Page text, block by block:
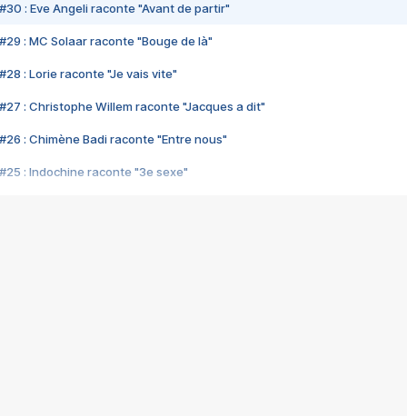
#30 : Eve Angeli raconte "Avant de partir"
#29 : MC Solaar raconte "Bouge de là"
#28 : Lorie raconte "Je vais vite"
#27 : Christophe Willem raconte "Jacques a dit"
#26 : Chimène Badi raconte "Entre nous"
#25 : Indochine raconte "3e sexe"